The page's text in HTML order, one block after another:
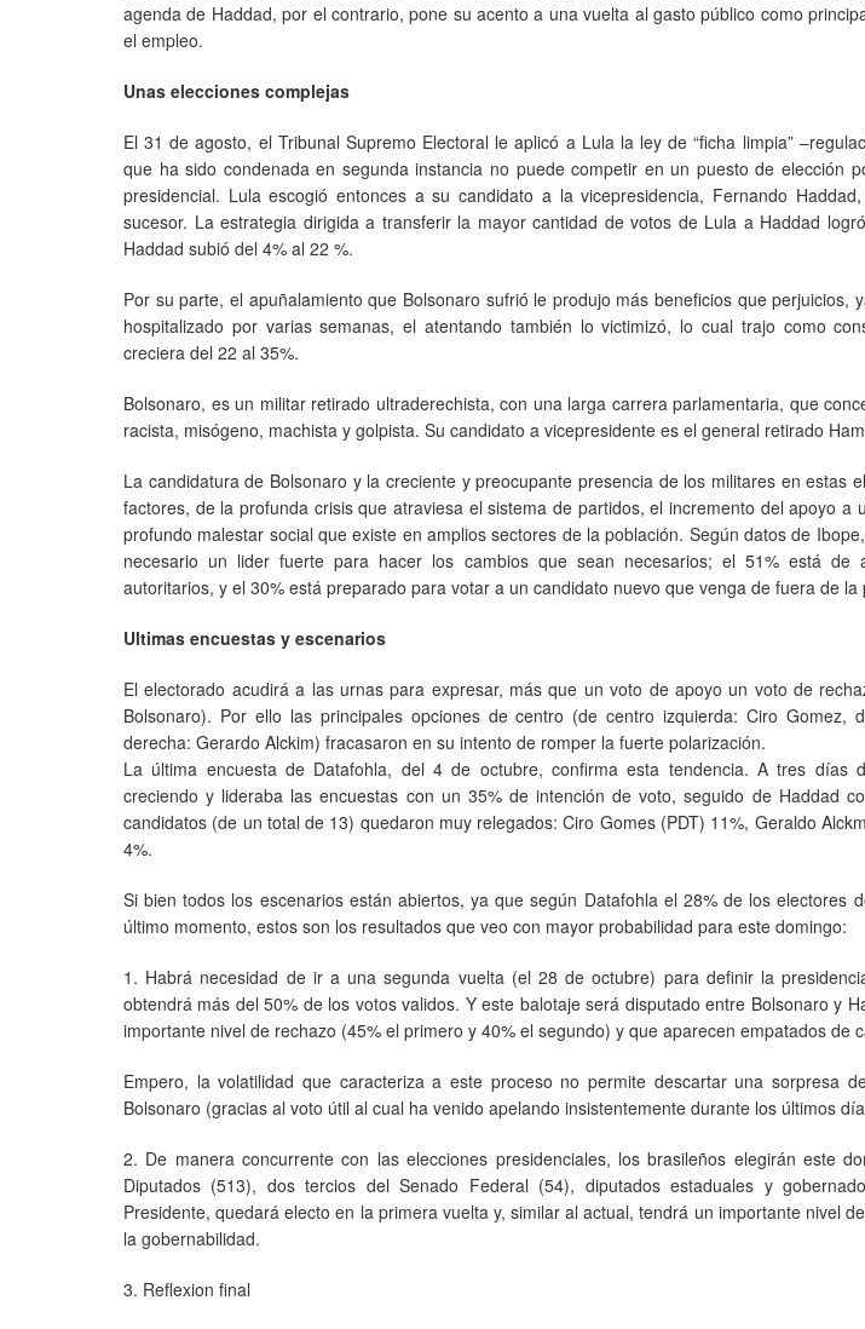
agenda de Haddad, por el contrario, pone su acento a una vuelta al gasto público como
el empleo.
Unas elecciones complejas
El 31 de agosto, el Tribunal Supremo Electoral le aplicó a Lula la ley de “ficha limpia”
que ha sido condenada en segunda instancia no puede competir en un puesto de elección
presidencial. Lula escogió entonces a su candidato a la vicepresidencia, Fernando
sucesor. La estrategia dirigida a transferir la mayor cantidad de votos de Lula a Haddad
Haddad subió del 4% al 22 %.
Por su parte, el apuñalamiento que Bolsonaro sufrió le produjo más beneficios que perjuicios,
hospitalizado por varias semanas, el atentando también lo victimizó, lo cual trajo como
creciera del 22 al 35%.
Bolsonaro, es un militar retirado ultraderechista, con una larga carrera parlamentaria, que
racista, misógeno, machista y golpista. Su candidato a vicepresidente es el general retirado
La candidatura de Bolsonaro y la creciente y preocupante presencia de los militares en estas
factores, de la profunda crisis que atraviesa el sistema de partidos, el incremento del apoyo a
profundo malestar social que existe en amplios sectores de la población. Según datos de
necesario un lider fuerte para hacer los cambios que sean necesarios; el 51% está de
autoritarios, y el 30% está preparado para votar a un candidato nuevo que venga de fuera de la
Ultimas encuestas y escenarios
El electorado acudirá a las urnas para expresar, más que un voto de apoyo un voto de
Bolsonaro). Por ello las principales opciones de centro (de centro izquierda: Ciro Gomez,
derecha: Gerardo Alckim) fracasaron en su intento de romper la fuerte polarización.
La última encuesta de Datafohla, del 4 de octubre, confirma esta tendencia. A tres días
creciendo y lideraba las encuestas con un 35% de intención de voto, seguido de Haddad
candidatos (de un total de 13) quedaron muy relegados: Ciro Gomes (PDT) 11%, Geraldo
4%.
Si bien todos los escenarios están abiertos, ya que según Datafohla el 28% de los electores
último momento, estos son los resultados que veo con mayor probabilidad para este domingo:
1. Habrá necesidad de ir a una segunda vuelta (el 28 de octubre) para definir la
obtendrá más del 50% de los votos validos. Y este balotaje será disputado entre Bolsonaro y
importante nivel de rechazo (45% el primero y 40% el segundo) y que aparecen empatados de
Empero, la volatilidad que caracteriza a este proceso no permite descartar una sorpresa
Bolsonaro (gracias al voto útil al cual ha venido apelando insistentemente durante los últimos
2. De manera concurrente con las elecciones presidenciales, los brasileños elegirán este
Diputados (513), dos tercios del Senado Federal (54), diputados estaduales y
Presidente, quedará electo en la primera vuelta y, similar al actual, tendrá un importante nivel
la gobernabilidad.
3. Reflexion final